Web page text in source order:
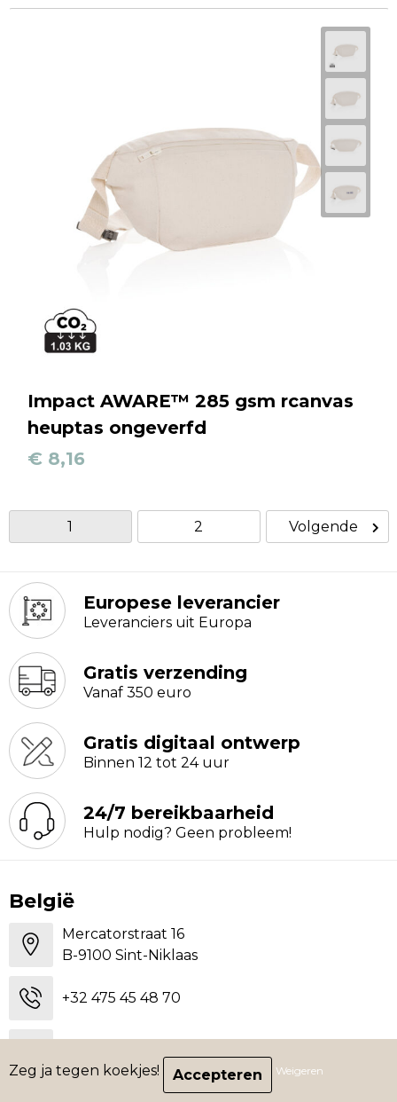
Impact AWARE™ 285 gsm rcanvas
heuptas ongeverfd
€ 8,16
1 2 Volgende
Europese leverancier
Leveranciers uit Europa
Gratis verzending
Vanaf 350 euro
Gratis digitaal ontwerp
Binnen 12 tot 24 uur
24/7 bereikbaarheid
Hulp nodig? Geen probleem!
België
Mercatorstraat 16
B-9100 Sint-Niklaas
+32 475 45 48 70
Zeg ja tegen koekjes! Weigeren